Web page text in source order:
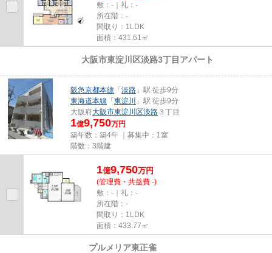
敷：-｜礼：-
所在階：-
間取り：1LDK
面積：431.61㎡
大阪市東淀川区淡路3丁目アパート
阪急京都本線 「 淡路 」駅 徒歩9分
東海道本線 「 東淀川
」駅 徒歩9分
大阪府大阪市東淀川区淡路 ３丁目
1億9,750万円
築年数：築4年 ｜募集中： 1室
階数：3階建
1億9,750万円
(管理費・共益費 -)
敷：-｜礼：-
所在階：-
間取り：1LDK
面積：433.77㎡
プルメリア東正雀